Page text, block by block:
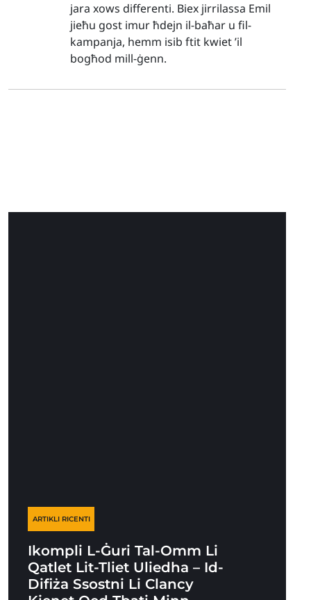
jara xows differenti. Biex jirrilassa Emil
jieħu gost imur ħdejn il-baħar u fil-
kampanja, hemm isib ftit kwiet ’il
bogħod mill-ġenn.
ARTIKLI RICENTI
Ikompli L-Ġuri Tal-Omm Li
Qatlet Lit-Tliet Uliedha – Id-
Difiża Ssostni Li Clancy